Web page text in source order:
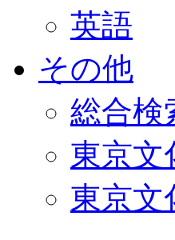
英語
その他
総合検
東京文
東京文